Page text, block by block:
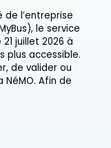
de l’entreprise
le service
juillet 2026 à
plus accessible.
de valider ou
Afin de